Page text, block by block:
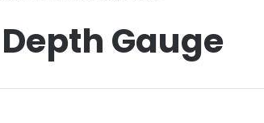
Gauge